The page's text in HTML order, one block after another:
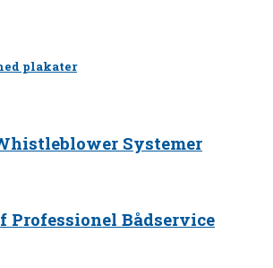
plakater
Systemer
Professionel Bådservice